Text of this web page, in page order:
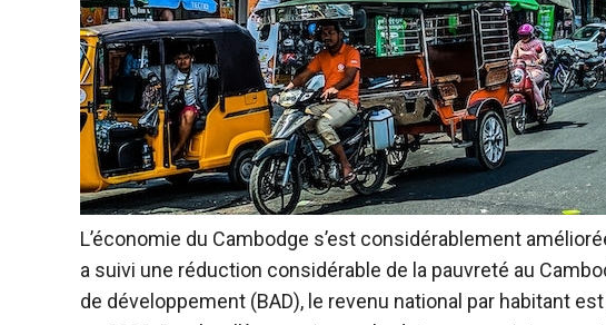
L’économie du Cambodge s’est considérablement
a suivi une réduction considérable de la pauvreté au
de développement (BAD), le revenu national par habitant